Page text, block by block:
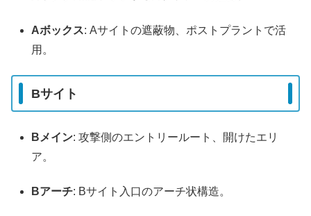
Aボックス: Aサイトの遮蔽物、ポストプラントで活
用。
Bサイト
Bメイン: 攻撃側のエントリールート、開けたエリ
ア。
Bアーチ: Bサイト入口のアーチ状構造。